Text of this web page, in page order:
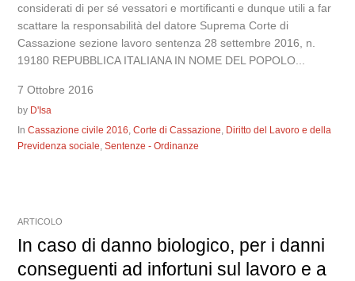
considerati di per sé vessatori e mortificanti e dunque utili a far
scattare la responsabilità del datore Suprema Corte di
Cassazione sezione lavoro sentenza 28 settembre 2016, n.
19180 REPUBBLICA ITALIANA IN NOME DEL POPOLO...
7 Ottobre 2016
by D'Isa
InCassazione civile 2016 ,Corte di Cassazione Diritto del Lavoro e della
Previdenza sociale ,Sentenze - Ordinanze
ARTICOLO
In caso di danno biologico, per i danni
conseguenti ad infortuni sul lavoro e a